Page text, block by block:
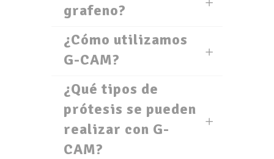
grafeno?
¿Cómo utilizamos
G-CAM?
¿Qué tipos de
prótesis se pueden
realizar con G-
CAM?